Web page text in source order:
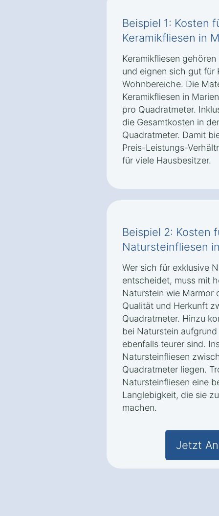
Beispiel 1: Kosten
Keramikfliesen in
Keramikfliesen
und eignen sich gut für
Wohnbereiche. Die
Keramikfliesen in
pro Quadratmeter.
die Gesamtkosten in
Quadratmeter. Damit
Preis-Leistungs-
für viele Hausbesitzer.
Beispiel 2: Kosten
Natursteinfliesen
Wer sich für exklusive
entscheidet, muss mit
Naturstein wie Marmor
Qualität und Herkunft
Quadratmeter. Hinzu
bei Naturstein
ebenfalls teurer sind.
Natursteinfliesen
Quadratmeter liegen.
Natursteinfliesen eine
Langlebigkeit, die sie
machen.
Jetzt